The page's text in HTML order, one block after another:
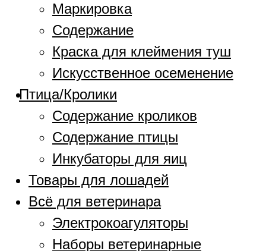
Маркировка
Содержание
Краска для клеймения туш
Искусственное осеменение
Птица/Кролики
Содержание кроликов
Содержание птицы
Инкубаторы для яиц
Товары для лошадей
Всё для ветеринара
Электрокоагуляторы
Наборы ветеринарные